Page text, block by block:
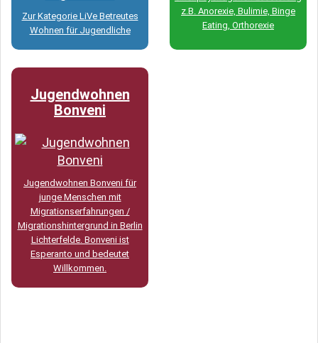
Zur Kategorie LiVe Betreutes
Wohnen für Jugendliche
z.B. Anorexie, Bulimie, Binge
Eating, Orthorexie
Jugendwohnen
Bonveni
Jugendwohnen Bonveni für
junge Menschen mit
Migrationserfahrungen /
Migrationshintergrund in Berlin
Lichterfelde. Bonveni ist
Esperanto und bedeutet
Willkommen.